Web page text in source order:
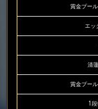
賞金プー
エッ
清
賞金プー
1